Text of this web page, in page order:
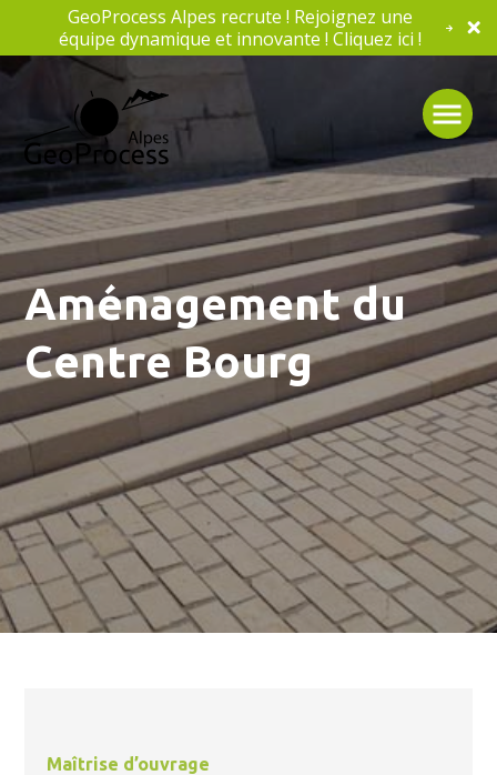
GeoProcess Alpes recrute ! Rejoignez une
équipe dynamique et innovante ! Cliquez ici !
Aménagement du
Centre Bourg
Maîtrise d’ouvrage